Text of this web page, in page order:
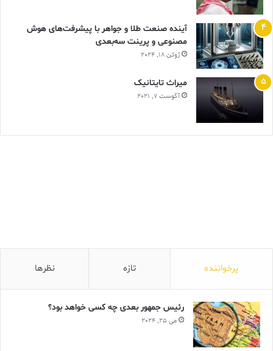
آینده صنعت طلا و جواهر با پیشرفت‌های هوش
مصنوعی و پرینت سه‌بعدی
ژوئن 18, 2024
ميراث تايتانيک
آگوست 7, 2021
پرخواننده تازه نظرها
رئیس جمهور بعدی چه کسی خواهد بود؟
می 25, 2024